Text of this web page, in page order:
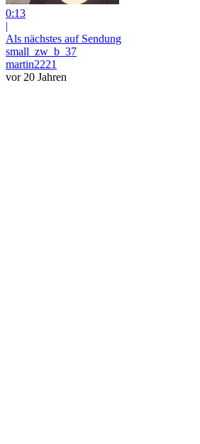
0:13
|
Als nächstes auf Sendung
small_zw_b_37
martin2221
vor 20 Jahren